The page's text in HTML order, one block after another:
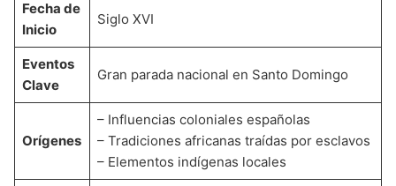
Fecha de
Inicio
Siglo XVI
Eventos
Clave
Gran parada nacional en Santo Domingo
Orígenes
– Influencias coloniales españolas
– Tradiciones africanas traídas por esclavos
– Elementos indígenas locales